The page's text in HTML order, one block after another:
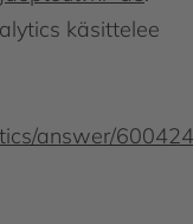
käsittelee
answer/